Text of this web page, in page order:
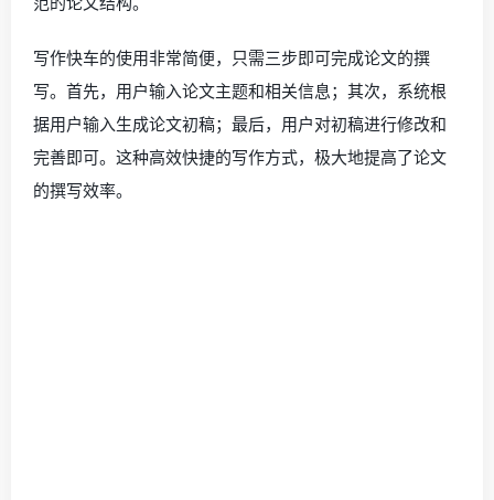
写作快车的使用非常简便，只需三步即可完成论文的撰
写。首先，用户输入论文主题和相关信息；其次，系统根
据用户输入生成论文初稿；最后，用户对初稿进行修改和
完善即可。这种高效快捷的写作方式，极大地提高了论文
的撰写效率。